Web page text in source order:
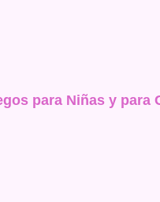
para Niñas y para